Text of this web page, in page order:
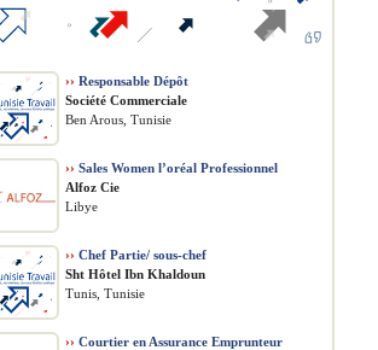
›› Responsable Dépôt
Société Commerciale
Ben Arous, Tunisie
›› Sales Women l’oréal Professionnel
Alfoz Cie
Libye
›› Chef Partie/ sous-chef
Sht Hôtel Ibn Khaldoun
Tunis, Tunisie
›› Courtier en Assurance Emprunteur